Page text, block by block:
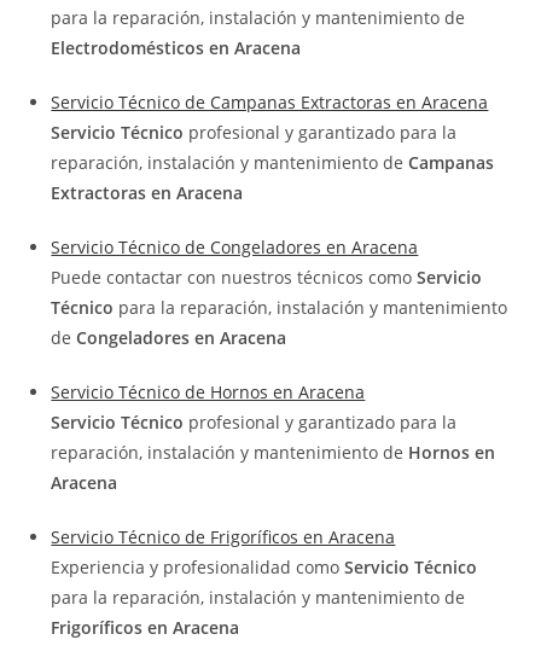
para la reparación, instalación y mantenimiento de
Electrodomésticos en Aracena
Servicio Técnico de Campanas Extractoras en Aracena
Servicio Técnico profesional y garantizado para la
reparación, instalación y mantenimiento deCampanas
Extractoras en Aracena
Servicio Técnico de Congeladores en Aracena
Puede contactar con nuestros técnicos como Servicio
Técnico para la reparación, instalación y mantenimiento
deCongeladores en Aracena
Servicio Técnico de Hornos en Aracena
Servicio Técnico profesional y garantizado para la
reparación, instalación y mantenimiento de Hornos en
Aracena
Servicio Técnico de Frigoríficos en Aracena
Experiencia y profesionalidad comoServicio Técnico
para la reparación, instalación y mantenimiento de
Frigoríficos en Aracena